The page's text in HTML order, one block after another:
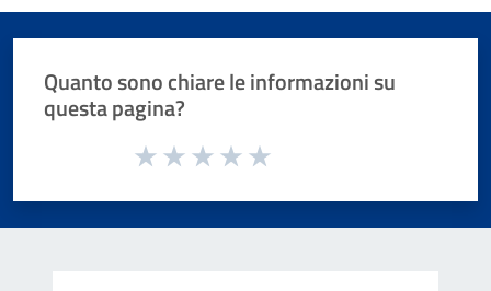
Quanto sono chiare le informazioni su
questa pagina?
Valuta da 1 a 5 stelle la pagina